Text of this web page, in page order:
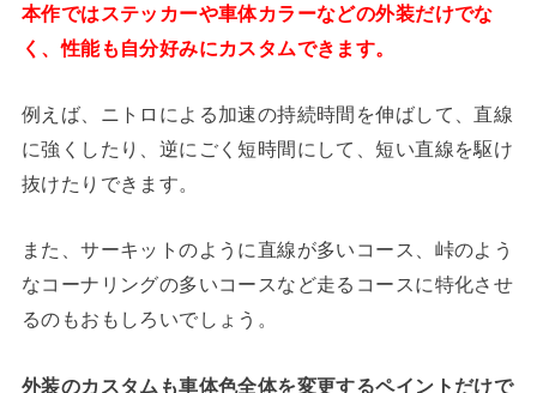
本作ではステッカーや車体カラーなどの外装だけでな
く、性能も自分好みにカスタムできます。
例えば、ニトロによる加速の持続時間を伸ばして、直線
に強くしたり、逆にごく短時間にして、短い直線を駆け
抜けたりできます。
また、サーキットのように直線が多いコース、峠のよう
なコーナリングの多いコースなど走るコースに特化させ
るのもおもしろいでしょう。
外装のカスタムも車体色全体を変更するペイントだけで